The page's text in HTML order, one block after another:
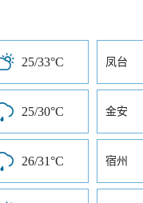
25/33°C 凤台
25/30°C 金安
26/31°C 宿州